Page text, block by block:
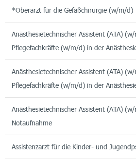
*Oberarzt für die Gefäßchirurgie (w/m/d)
Anästhesietechnischer Assistent (ATA)
Pflegefachkräfte (w/m/d) in der
Anästhesietechnischer Assistent (ATA)
Pflegefachkräfte (w/m/d) in der
Anästhesietechnischer Assistent (ATA)
Notaufnahme
Assistenzarzt für die Kinder- und